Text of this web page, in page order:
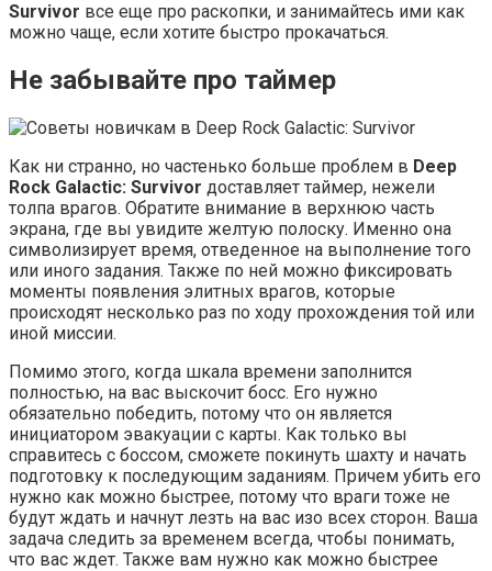
Survivor все еще про раскопки, и занимайтесь ими как
можно чаще, если хотите быстро прокачаться.
Не забывайте про таймер
Как ни странно, но частенько больше проблем в Deep
Rock Galactic: Survivor доставляет таймер, нежели
толпа врагов. Обратите внимание в верхнюю часть
экрана, где вы увидите желтую полоску. Именно она
символизирует время, отведенное на выполнение того
или иного задания. Также по ней можно фиксировать
моменты появления элитных врагов, которые
происходят несколько раз по ходу прохождения той или
иной миссии.
Помимо этого, когда шкала времени заполнится
полностью, на вас выскочит босс. Его нужно
обязательно победить, потому что он является
инициатором эвакуации с карты. Как только вы
справитесь с боссом, сможете покинуть шахту и начать
подготовку к последующим заданиям. Причем убить его
нужно как можно быстрее, потому что враги тоже не
будут ждать и начнут лезть на вас изо всех сторон. Ваша
задача следить за временем всегда, чтобы понимать,
что вас ждет. Также вам нужно как можно быстрее